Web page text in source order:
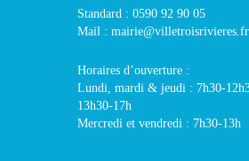
Standard : 0590 92 90 05
Mail : mairie@villetroisrivieres.fr
Horaires d’ouverture :
Lundi, mardi & jeudi : 7h30-
13h30-17h
Mercredi et vendredi : 7h30-13h